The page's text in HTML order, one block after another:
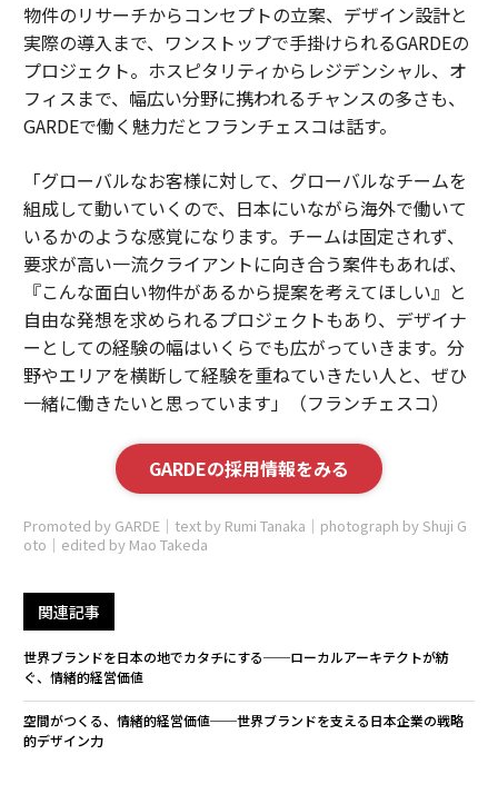
物件のリサーチからコンセプトの立案、デザイン設計と
実際の導入まで、ワンストップで手掛けられるGARDEの
プロジェクト。ホスピタリティからレジデンシャル、オ
フィスまで、幅広い分野に携われるチャンスの多さも、
GARDEで働く魅力だとフランチェスコは話す。
「グローバルなお客様に対して、グローバルなチームを
組成して動いていくので、日本にいながら海外で働いて
いるかのような感覚になります。チームは固定されず、
要求が高い一流クライアントに向き合う案件もあれば、
『こんな面白い物件があるから提案を考えてほしい』と
自由な発想を求められるプロジェクトもあり、デザイナ
ーとしての経験の幅はいくらでも広がっていきます。分
野やエリアを横断して経験を重ねていきたい人と、ぜひ
一緒に働きたいと思っています」（フランチェスコ）
GARDEの採用情報をみる
Promoted by GARDE｜text by Rumi Tanaka｜photograph by Shuji G
oto｜edited by Mao Takeda
関連記事
世界ブランドを日本の地でカタチにする──ローカルアーキテクトが紡
ぐ、情緒的経営価値
空間がつくる、情緒的経営価値──世界ブランドを支える日本企業の戦略
的デザイン力